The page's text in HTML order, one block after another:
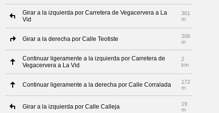
Girar a la izquierda por Carretera de Vegacervera a La
Vid
361
m
Girar a la derecha por Calle Teotiste
206
m
Continuar ligeramente a la izquierda por Carretera de
Vegacervera a La Vid
2
km
Continuar ligeramente a la derecha por Calle Corralada
172
m
Girar a la izquierda por Calle Calleja
19
m